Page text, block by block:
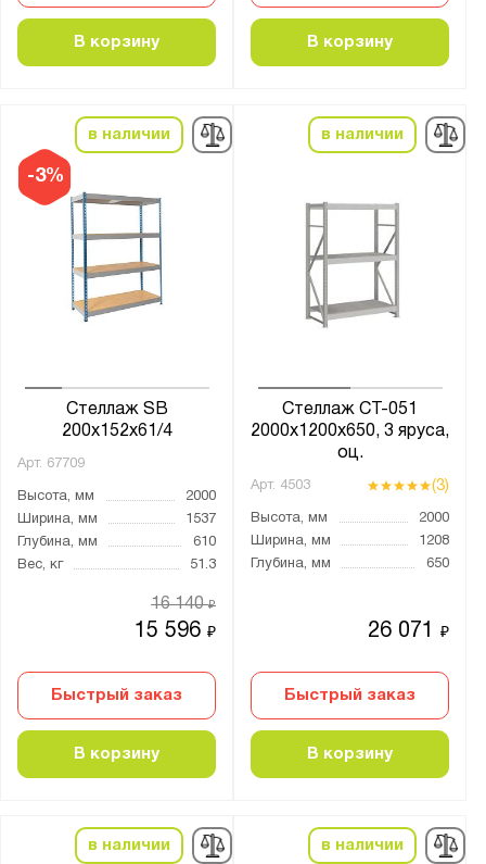
В корзину В корзину
-3%
в наличии
Стеллаж SB
200x152x61/4
Арт. 67709
Высота, мм
2000
Ширина, мм
1537
Глубина, мм
610
Вес, кг
51.3
15 596₽
16 140₽
Быстрый заказ
В корзину
в наличии
Стеллаж СТ-051
2000х1200х650, 3 яруса,
оц.
Арт. 4503 (3)
Высота, мм
2000
Ширина, мм
1208
Глубина, мм
650
26 071₽
Быстрый заказ
В корзину
в наличии в наличии
2400
2500
Страна производства:
Производитель:
Версия
ГТС
ПАКС-Металл
Серия:
SBL
SGR
SORTEX
Векстор Т